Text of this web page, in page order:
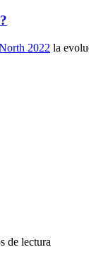
2022 la
de lectura